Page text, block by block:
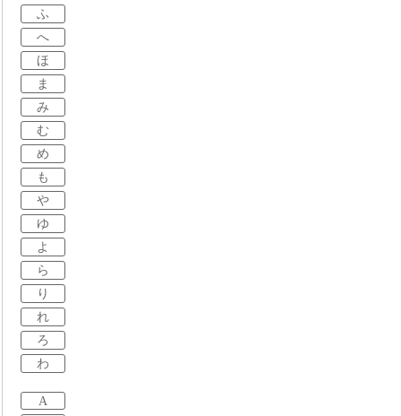
ふ
へ
ほ
ま
み
む
め
も
や
ゆ
よ
ら
り
れ
ろ
わ
A